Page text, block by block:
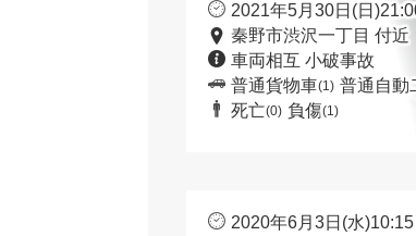
2021年5月30日(日
秦野市渋沢一丁目 付近
車両相互 小破事故
普通貨物車(1) 普通自動
死亡(0) 負傷(1)
2020年6月3日(水)10:15